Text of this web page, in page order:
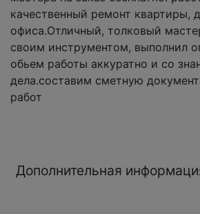
качественный ремонт квартиры,
офиса.Отличный, толковый
своим инструментом, выполнил
обьем работы аккуратно и со
дела.составим сметную
работ
Дополнительная